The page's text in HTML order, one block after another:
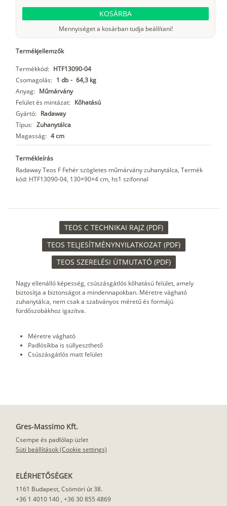
KOSÁRBA
Mennyiséget a kosárban tudja beállítani!
Termékjellemzők
Termékkód: HTF13090-04
Csomagolás: 1 db - 64,3 kg
Anyag: Műmárvány
Felület és mintázat: Kőhatású
Gyártó: Radaway
Típus: Zuhanytálca
Magasság: 4 cm
Termékleírás
Radaway Teos F Fehér szögletes műmárvány zuhanytálca, Termék
kód: HTF13090-04, 130×90×4 cm, hs1 szifonnal
TEOS C TECHNIKAI RAJZ (PDF)
TEOS TELJESÍTMÉNYNYILATKOZAT (PDF)
TEOS SZERELÉSI ÚTMUTATÓ (PDF)
Nagy ellenálló képesség, csúszásgátlós kőhatású felület, amely
biztosítja a biztonságot a mindennapokban. Méretre vágható
zuhanytálca, nem csak a szabványos méretű és formájú
fürdőszobákhoz igazítva.
Méretre vágható
Padlósíkba is süllyeszthető
Csúszásgátlós matt felület
Gres-Massimo Kft.
Csempe és padlólap üzlet
Süti beállítások (Cookie settings)
ELÉRHETŐSÉGEK
1161 Budapest, Csömöri út 38.
+36 1 4010 140, +36 30 855 4869